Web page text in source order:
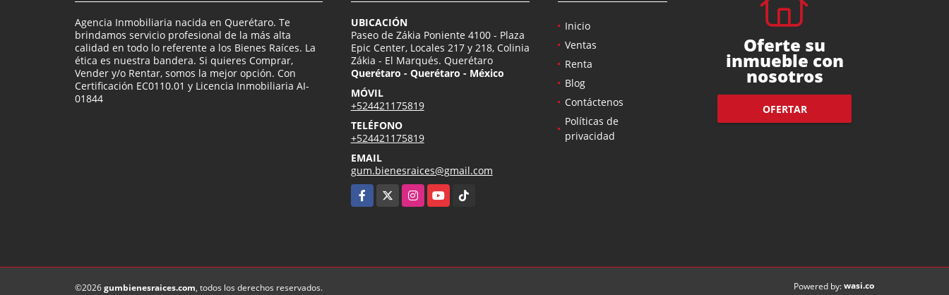
Agencia Inmobiliaria nacida en Querétaro. Te
brindamos servicio profesional de la más alta
calidad en todo lo referente a los Bienes Raíces. La
ética es nuestra bandera. Si quieres Comprar,
Vender y/o Rentar, somos la mejor opción. Con
Certificación EC0110.01 y Licencia Inmobiliaria AI-
01844
UBICACIÓN
Paseo de Zákia Poniente 4100 - Plaza
Epic Center, Locales 217 y 218, Colinia
Zákia - El Marqués. Querétaro
Querétaro - Querétaro - México
MÓVIL
+524421175819
TELÉFONO
+524421175819
EMAIL
gum.bienesraices@gmail.com
Facebook
InstagramYouTubeTikTok
Inicio
Ventas
Renta
Blog
Contáctenos
Políticas de
privacidad
Oferte su
inmueble con
nosotros
OFERTAR
©2026gumbienesraices.com, todos los derechos reservados. Powered by:wasi.co